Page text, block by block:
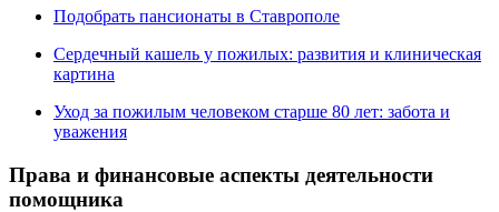
Подобрать пансионаты в Ставрополе
Сердечный кашель у пожилых: развития и клиническая
картина
Уход за пожилым человеком старше 80 лет: забота и
уважения
Права и финансовые аспекты деятельности
помощника